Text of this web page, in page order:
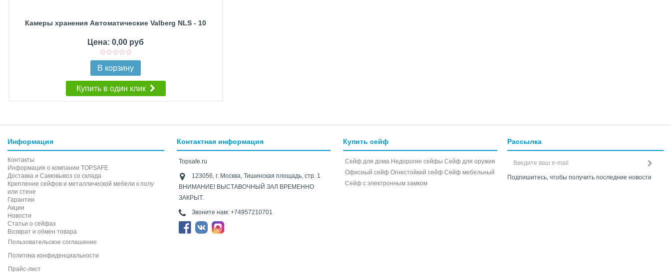
Камеры хранения Автоматические Valberg NLS - 10
Цена: 0,00 руб
В корзину
Купить в один клик
Информация
Контакты
Информация о компании TOPSAFE
Доставка и Самовывоз со склада
Крепление сейфов и металлической мебели к полу
или стене
Гарантии
Акции
Новости
Статьи о сейфах
Возврат и обмен товара
Пользовательское соглашение
Политика конфиденциальности
Прайс-лист
Контактная информация
Topsafe.ru
123056, г. Москва, Тишинская площадь, стр. 1
ВНИМАНИЕ! ВЫСТАВОЧНЫЙ ЗАЛ ВРЕМЕННО
ЗАКРЫТ.
Звоните нам: +74957210701
Купить сейф
Сейф для дома Недорогие сейфы Сейф для оружия
Офисный сейф Огнестойкий сейф Сейф мебельный
Cейф с электронным замком
Рассылка
Подпишитесь, чтобы получить последние новости